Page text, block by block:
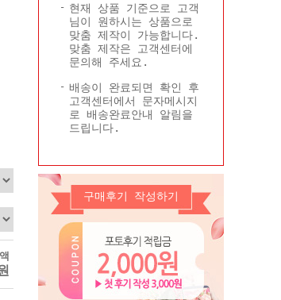
현재 상품 기준으로 고객
님이 원하시는 상품으로
맞춤 제작이 가능합니다.
맞춤 제작은 고객센터에
문의해 주세요.
배송이 완료되면 확인 후
고객센터에서 문자메시지
로 배송완료안내 알림을
드립니다.
구매후기 작성하기